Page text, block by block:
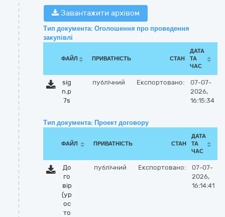
Завантажити архівом
Тип документа: Оголошення про проведення
закупівлі
ФАЙЛ ПРИВАТНІСТЬ СТАН
ДАТА
ТА
ЧАС
sig
n.p
7s
публічний Експортовано:
07-07-
2026,
16:15:34
Тип документа: Проект договору
ФАЙЛ ПРИВАТНІСТЬ СТАН
ДАТА
ТА
ЧАС
До
го
вір
(ур
ос
то
публічний Експортовано:
07-07-
2026,
16:14:41